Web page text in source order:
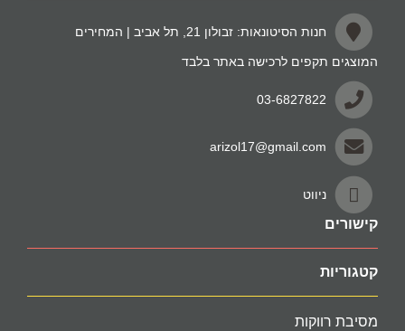
חנות הסיטונאות: זבולון 21, תל אביב | המחירים
המוצגים תקפים לרכישה באתר בלבד
03-6827822
arizol17@gmail.com
ניווט
קישורים
קטגוריות
מסיבת רווקות